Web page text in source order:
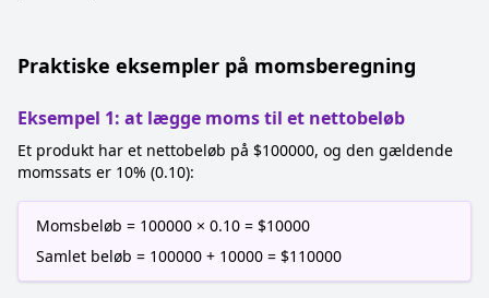
Praktiske eksempler på momsberegning
Eksempel 1: at lægge moms til et nettobeløb
Et produkt har et nettobeløb på $100000, og den gældende
momssats er 10% (0.10):
Momsbeløb = 100000 × 0.10 = $10000
Samlet beløb = 100000 + 10000 = $110000